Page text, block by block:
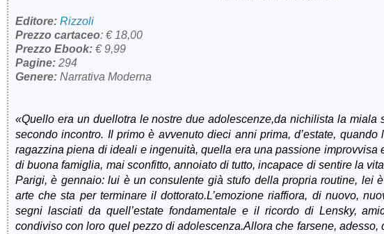
Editore: Rizzoli
Prezzo cartaceo: € 18,00
Prezzo Ebook: € 9,99
Pagine: 294
Genere: Narrativa Moderna
«Quello era un duellotra le nostre due adolescenze,da nichilista la
secondo incontro. Il primo è avvenuto dieci anni prima, d’estate,
ragazzina piena di ideali e ingenuità, quella era una passione
di buona famiglia, mai sconfitto, annoiato di tutto, incapace di sentire la
Parigi, è gennaio: lui è un consulente già stufo della propria routine, lei
arte che sta per terminare il dottorato.L’emozione riaffiora, di nuovo,
segni lasciati da quell’estate fondamentale e il ricordo di Lensky,
condiviso con loro quel pezzo di adolescenza.Allora che farsene, adesso,